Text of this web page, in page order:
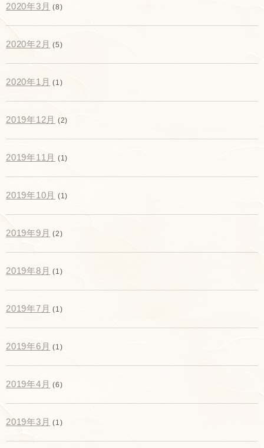
2020年3月 (8)
2020年2月 (5)
2020年1月 (1)
2019年12月 (2)
2019年11月 (1)
2019年10月 (1)
2019年9月 (2)
2019年8月 (1)
2019年7月 (1)
2019年6月 (1)
2019年4月 (6)
2019年3月 (1)